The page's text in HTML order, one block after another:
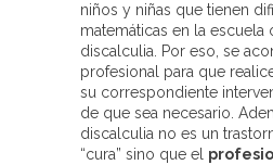
niños y niñas que tienen
matemáticas en la escuela
discalculia. Por eso, se
profesional para que
su correspondiente
de que sea necesario.
discalculia no es un
“cura” sino que el